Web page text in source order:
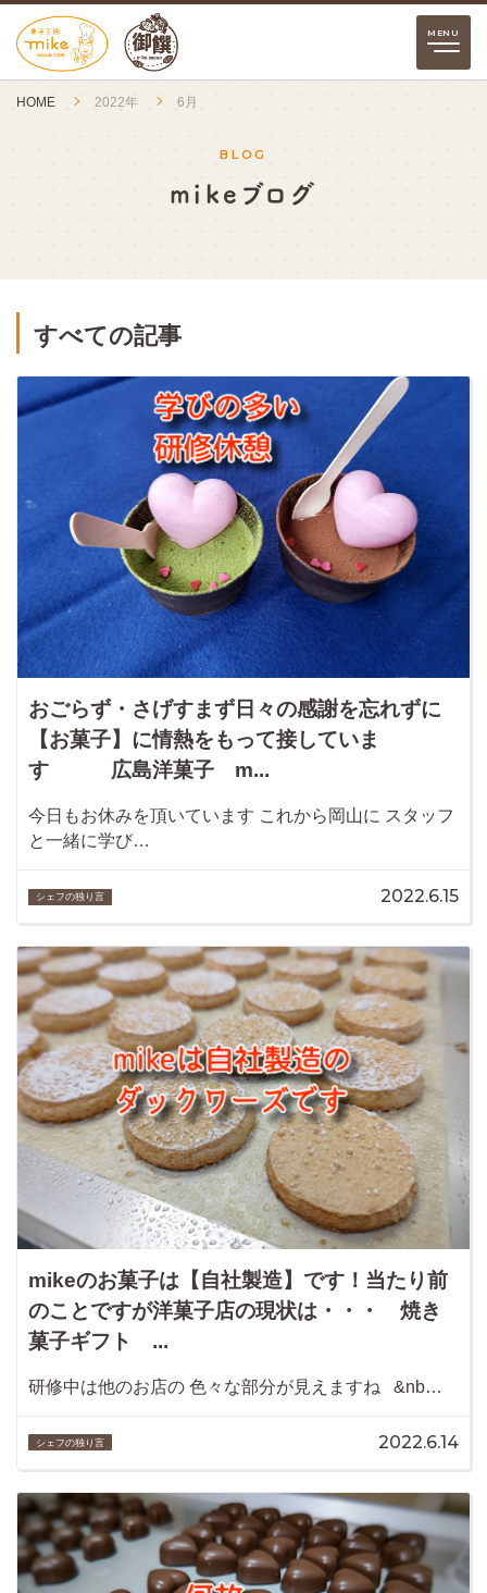
HOME 2022年 6月
BLOG
mikeブログ
すべての記事
おごらず・さげすまず日々の感謝を忘れずに
【お菓子】に情熱をもって接していま
す 広島洋菓子 m...
今日もお休みを頂いています これから岡山に スタッフ
と一緒に学び…
シェフの独り言 2022.6.15
mikeのお菓子は【自社製造】です！当たり前
のことですが洋菓子店の現状は・・・ 焼き
菓子ギフト ...
研修中は他のお店の 色々な部分が見えますね &nb…
シェフの独り言 2022.6.14